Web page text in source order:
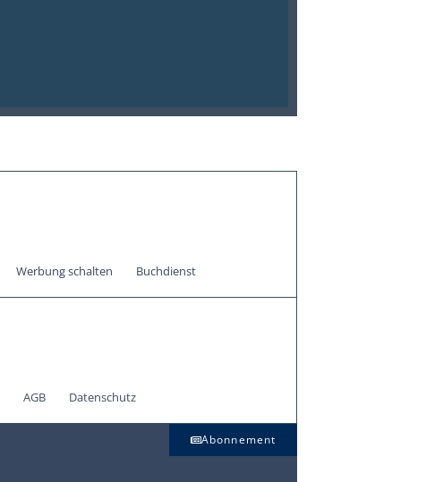
Werbung schalten Buchdienst
AGB Datenschutz
Abonnement